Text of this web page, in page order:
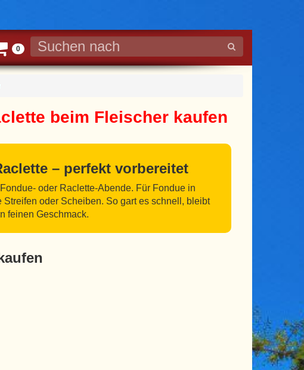
0
beim Fleischer kaufen
– perfekt vorbereitet
oder Raclette-Abende. Für Fondue in
oder Scheiben. So gart es schnell, bleibt
feinen Geschmack.